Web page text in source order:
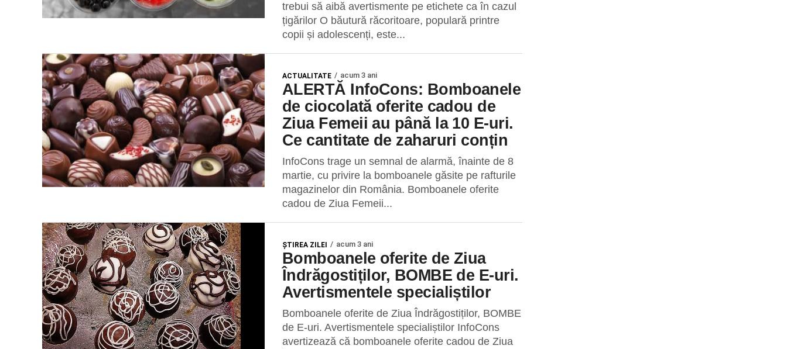
trebui să aibă avertismente pe etichete ca în cazul
țigărilor O băutură răcoritoare, populară printre
copii și adolescenți, este...
ACTUALITATE acum 3 ani
ALERTĂ InfoCons: Bomboanele
de ciocolată oferite cadou de
Ziua Femeii au până la 10 E-uri.
Ce cantitate de zaharuri conțin
InfoCons trage un semnal de alarmă, înainte de 8
martie, cu privire la bomboanele găsite pe rafturile
magazinelor din România. Bomboanele oferite
cadou de Ziua Femeii...
ŞTIREA ZILEI acum 3 ani
Bomboanele oferite de Ziua
Îndrăgostiților, BOMBE de E-uri.
Avertismentele specialiștilor
Bomboanele oferite de Ziua Îndrăgostiților, BOMBE
de E-uri. Avertismentele specialiștilor InfoCons
avertizează că bomboanele oferite cadou de Ziua